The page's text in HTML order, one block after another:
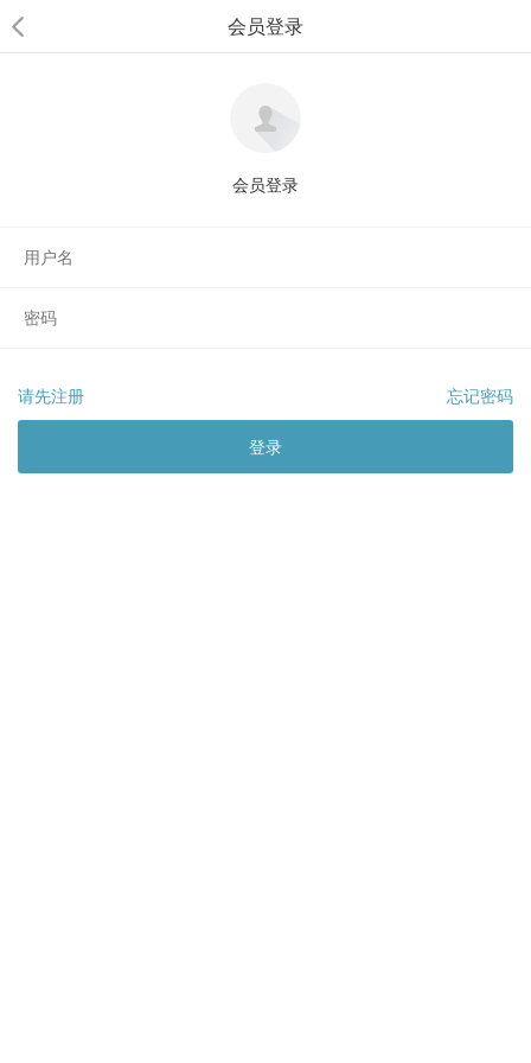
会员登录
会员登录
请先注册 忘记密码
登录